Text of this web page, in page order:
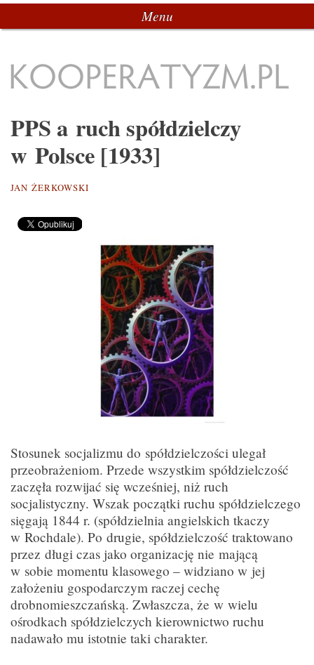
Menu
PPS a ruch spółdzielczy
w Polsce [1933]
JAN ŻERKOWSKI
Stosunek socjalizmu do spółdzielczości ulegał
przeobrażeniom. Przede wszystkim spółdzielczość
zaczęła rozwijać się wcześniej, niż ruch
socjalistyczny. Wszak początki ruchu spółdzielczego
sięgają 1844 r. (spółdzielnia angielskich tkaczy
w Rochdale). Po drugie, spółdzielczość traktowano
przez długi czas jako organizację nie mającą
w sobie momentu klasowego – widziano w jej
założeniu gospodarczym raczej cechę
drobnomieszczańską. Zwłaszcza, że w wielu
ośrodkach spółdzielczych kierownictwo ruchu
nadawało mu istotnie taki charakter.